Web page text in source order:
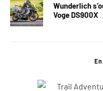
Wunderlich
Voge DS900X